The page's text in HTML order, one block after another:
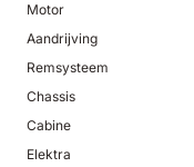
Motor
Aandrijving
Remsysteem
Chassis
Cabine
Elektra